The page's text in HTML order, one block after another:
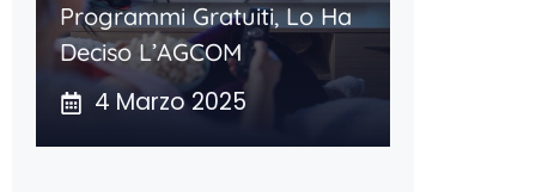
Programmi Gratuiti, Lo Ha
Deciso L’AGCOM
4 Marzo 2025